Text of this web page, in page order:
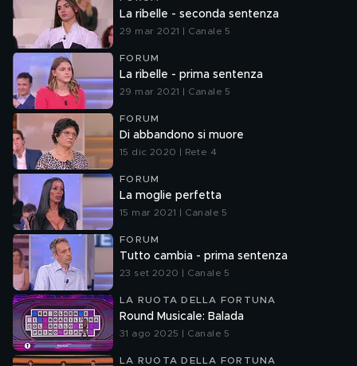
La ribelle - seconda sentenza
29 mar 2021 | Canale 5
FORUM
La ribelle - prima sentenza
29 mar 2021 | Canale 5
FORUM
Di abbandono si muore
15 dic 2020 | Rete 4
FORUM
La moglie perfetta
15 mar 2021 | Canale 5
FORUM
Tutto cambia - prima sentenza
23 set 2020 | Canale 5
LA RUOTA DELLA FORTUNA
Round Musicale: Balada
31 ago 2025 | Canale 5
LA RUOTA DELLA FORTUNA